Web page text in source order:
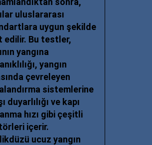
uluslararası
uygun şekilde
edilir. Bu testler,
yangına
yangın
çevreleyen
sistemlerine
duyarlılığı ve kapı
hızı gibi çeşitli
içerir.
ucuz yangın